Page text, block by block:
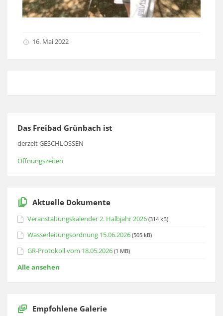
16. Mai 2022
Das Freibad Grünbach ist
derzeit GESCHLOSSEN
Öffnungszeiten
Aktuelle Dokumente
Veranstaltungskalender 2. Halbjahr 2026 (314 kB)
Wasserleitungsordnung 15.06.2026 (505 kB)
GR-Protokoll vom 18.05.2026 (1 MB)
Alle ansehen
Empfohlene Galerie